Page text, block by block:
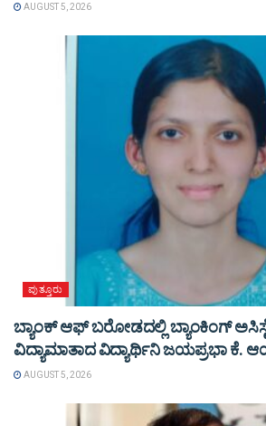
AUGUST 5, 2026
ಪುತ್ತೂರು
ಬ್ಯಾಂಕ್ ಆಫ್ ಬರೋಡದಲ್ಲಿ ಬ್ಯಾಂಕಿಂಗ್
ವಿದ್ಯಾಮಾತಾದ ವಿದ್ಯಾರ್ಥಿನಿ ಜಯಪ್ರಭಾ ಕೆ.
AUGUST 5, 2026